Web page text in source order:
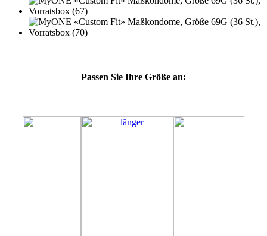
Passen Sie Ihre Größe an: